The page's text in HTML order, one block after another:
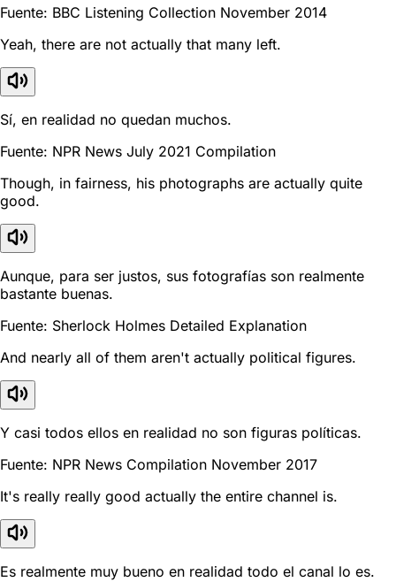
Fuente: BBC Listening Collection November 2014
Yeah, there are not actually that many left.
Sí, en realidad no quedan muchos.
Fuente: NPR News July 2021 Compilation
Though, in fairness, his photographs are actually quite
good.
Aunque, para ser justos, sus fotografías son realmente
bastante buenas.
Fuente: Sherlock Holmes Detailed Explanation
And nearly all of them aren't actually political figures.
Y casi todos ellos en realidad no son figuras políticas.
Fuente: NPR News Compilation November 2017
It's really really good actually the entire channel is.
Es realmente muy bueno en realidad todo el canal lo es.